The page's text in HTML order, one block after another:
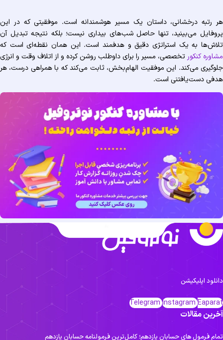
هر رتبه درخشانی، داستان یک مسیر هوشمندانه است. موفقیتی که در این
پروفایل می‌بینید، تنها حاصل شب‌های بیداری نیست؛ بلکه نتیجه تبدیل آن
تلاش‌ها به یک استراتژی دقیق و هدفمند است. این همان نقطه‌ای است که
مشاوره کنکور تخصصی، مسیر را برای داوطلب روشن کرده و از اتلاف وقت و انرژی
جلوگیری می‌کند. این موفقیت الهام‌بخش، ثابت می‌کند که با همراهی درست، هر
هدفی دست‌یافتنی است.
دانلود اپلیکیشن
Telegram Instagram Eaparat
آخرین مقالات
تمام فرمول های حسابان یازدهم؛ کامل‌ترین فرمولنامه حسابان یازدهم